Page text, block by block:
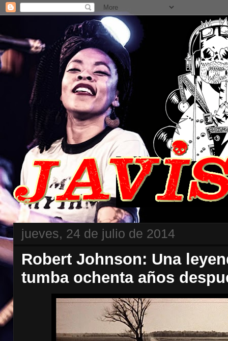
jueves, 24 de julio de 2014
Robert Johnson: Una
tumba ochenta años